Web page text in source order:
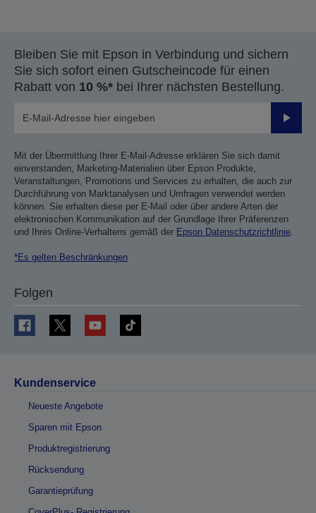
Bleiben Sie mit Epson in Verbindung und sichern
Sie sich sofort einen Gutscheincode für einen
Rabatt von 10 %* bei Ihrer nächsten Bestellung.
Mit der Übermittlung Ihrer E-Mail-Adresse erklären Sie sich damit
einverstanden, Marketing-Materialien über Epson Produkte,
Veranstaltungen, Promotions und Services zu erhalten, die auch zur
Durchführung von Marktanalysen und Umfragen verwendet werden
können. Sie erhalten diese per E-Mail oder über andere Arten der
elektronischen Kommunikation auf der Grundlage Ihrer Präferenzen
und Ihres Online-Verhaltens gemäß der Epson Datenschutzrichtlinie.
*Es gelten Beschränkungen
Folgen
Kundenservice
Neueste Angebote
Sparen mit Epson
Produktregistrierung
Rücksendung
Garantieprüfung